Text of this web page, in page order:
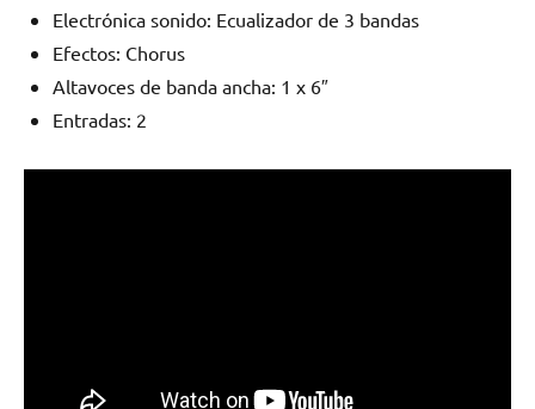
Electrónica sonido: Ecualizador de 3 bandas
Efectos: Chorus
Altavoces de banda ancha: 1 x 6″
Entradas: 2